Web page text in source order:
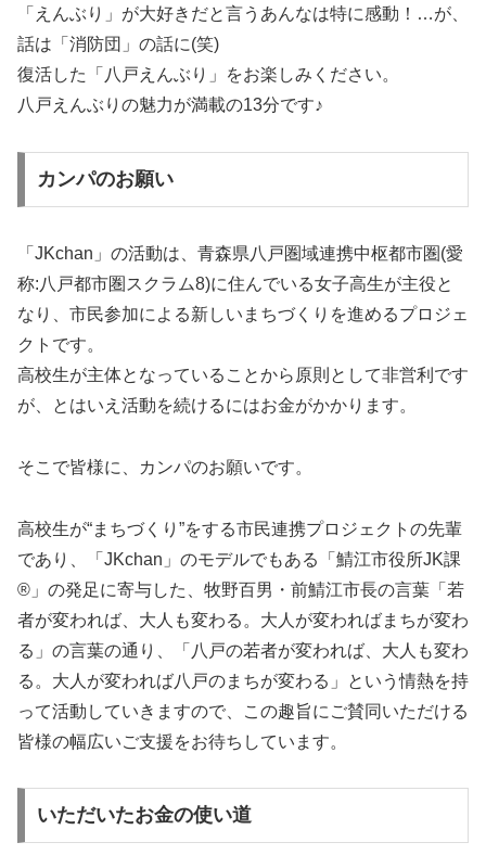
「えんぶり」が大好きだと言うあんなは特に感動！…が、
話は「消防団」の話に(笑)
復活した「八戸えんぶり」をお楽しみください。
八戸えんぶりの魅力が満載の13分です♪
カンパのお願い
「JKchan」の活動は、青森県八戸圏域連携中枢都市圏(愛
称:八戸都市圏スクラム8)に住んでいる女子高生が主役と
なり、市民参加による新しいまちづくりを進めるプロジェ
クトです。
高校生が主体となっていることから原則として非営利です
が、とはいえ活動を続けるにはお金がかかります。
そこで皆様に、カンパのお願いです。
高校生が“まちづくり”をする市民連携プロジェクトの先輩
であり、「JKchan」のモデルでもある「鯖江市役所JK課
®」の発足に寄与した、牧野百男・前鯖江市長の言葉「若
者が変われば、大人も変わる。大人が変わればまちが変わ
る」の言葉の通り、「八戸の若者が変われば、大人も変わ
る。大人が変われば八戸のまちが変わる」という情熱を持
って活動していきますので、この趣旨にご賛同いただける
皆様の幅広いご支援をお待ちしています。
いただいたお金の使い道